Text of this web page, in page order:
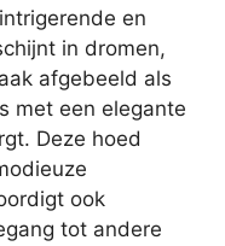
en
in dromen,
afgebeeld als
met een elegante
Deze hoed
ook
tot andere